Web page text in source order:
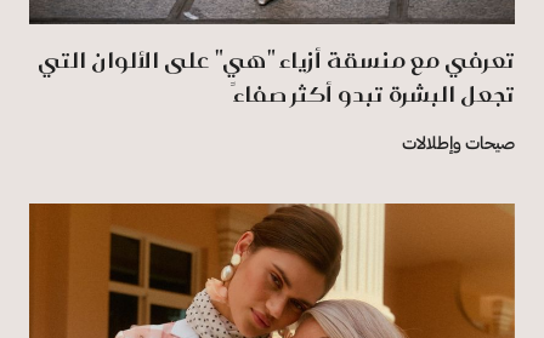
تعرفي مع منسقة أزياء "هي" على الألوان التي
تجعل البشرة تبدو أكثر صفاءً
صيحات وإطلالات